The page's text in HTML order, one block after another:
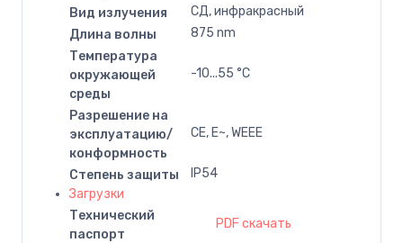
Вид излучения
СД, инфракрасный
Длина волны
875 nm
Температура
окружающей
среды
-10...55 °C
Разрешение на
эксплуатацию/
конформность
CE, E~, WEEE
Степень защиты
IP54
Загрузки
Технический
паспорт
PDF скачать